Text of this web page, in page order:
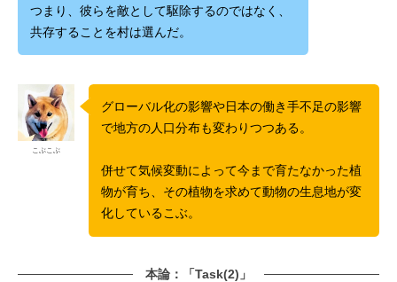
つまり、彼らを敵として駆除するのではなく、
共存することを村は選んだ。
こぶこぶ
グローバル化の影響や日本の働き手不足の影響
で地方の人口分布も変わりつつある。
併せて気候変動によって今まで育たなかった植
物が育ち、その植物を求めて動物の生息地が変
化しているこぶ。
本論：「Task(2)」